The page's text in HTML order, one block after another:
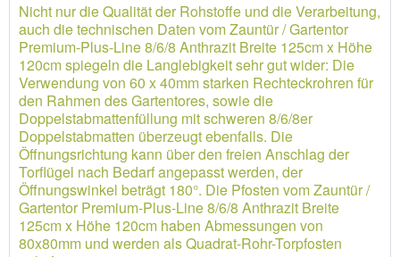
Nicht nur die Qualität der Rohstoffe und die Verarbeitung,
auch die technischen Daten vom Zauntür / Gartentor
Premium-Plus-Line 8/6/8 Anthrazit Breite 125cm x Höhe
120cm spiegeln die Langlebigkeit sehr gut wider: Die
Verwendung von 60 x 40mm starken Rechteckrohren für
den Rahmen des Gartentores, sowie die
Doppelstabmattenfüllung mit schweren 8/6/8er
Doppelstabmatten überzeugt ebenfalls. Die
Öffnungsrichtung kann über den freien Anschlag der
Torflügel nach Bedarf angepasst werden, der
Öffnungswinkel beträgt 180°. Die Pfosten vom Zauntür /
Gartentor Premium-Plus-Line 8/6/8 Anthrazit Breite
125cm x Höhe 120cm haben Abmessungen von
80x80mm und werden als Quadrat-Rohr-Torpfosten